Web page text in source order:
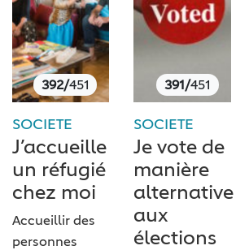
392/451
SOCIETE
J’accueille
un réfugié
chez moi
Accueillir des
personnes
391/451
SOCIETE
Je vote de
manière
alternative
aux
élections